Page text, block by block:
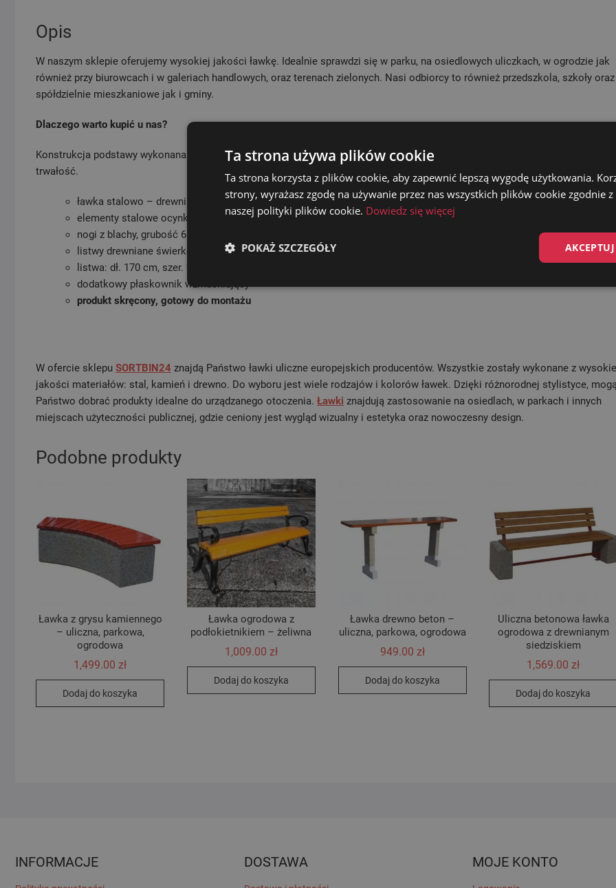
Opis
W naszym sklepie oferujemy wysokiej jakości ławkę. Idealnie sprawdzi się w parku, na osiedlowych uliczkach, w ogrodzie jak
również przy biurowcach i w galeriach handlowych, oraz terenach zielonych. Nasi odbiorcy to również przedszkola, szkoły oraz
spółdzielnie mieszkaniowe jak i gminy.
Dlaczego warto kupić u nas?
Konstrukcja podstawy wykonana jest z grubej stali i pomalowana została trwałą metodą proszkową co zapewnia jej
trwałość.
ławka stalowo – drewniana
elementy stalowe ocynkowane, malowane proszkowo
nogi z blachy, grubość 6 mm
listwy drewniane świerkowe, malowane farbą akrylową lub lakierobejcą
listwa: dł. 170 cm, szer. 9,5 cm, grub. 4 cm – 4 szt.
dodatkowy płaskownik wzmacniający
produkt skręcony, gotowy do montażu
W ofercie sklepu SORTBIN24 znajdą Państwo ławki uliczne europejskich producentów. Wszystkie zostały wykonane z
jakości materiałów: stal, kamień i drewno. Do wyboru jest wiele rodzajów i kolorów ławek. Dzięki różnorodnej stylistyce,
Państwo dobrać produkty idealne do urządzanego otoczenia. Ławki znajdują zastosowanie na osiedlach, w parkach i innych
miejscach użyteczności publicznej, gdzie ceniony jest wygląd wizualny i estetyka oraz nowoczesny design.
Podobne produkty
Ławka z grysu kamiennego
– uliczna, parkowa,
ogrodowa
1,499.00zł
Dodaj do koszyka
Ławka ogrodowa z
podłokietnikiem – żeliwna
1,009.00 zł
Dodaj do koszyka
Ławka drewno beton –
uliczna, parkowa, ogrodowa
949.00 zł
Dodaj do koszyka
Uliczna betonowa ławka
ogrodowa z drewnianym
siedziskiem
1,569.00zł
Dodaj do koszyka
INFORMACJE DOSTAWA MOJE KONTO
Ta strona używa plików cookie
Ta strona korzysta z plików cookie, aby zapewnić lepszą wygodę użytkowania.
strony, wyrażasz zgodę na używanie przez nas wszystkich plików cookie zgodnie
naszej polityki plików cookie. Dowiedz się więcej
POKAŻ SZCZEGÓŁY